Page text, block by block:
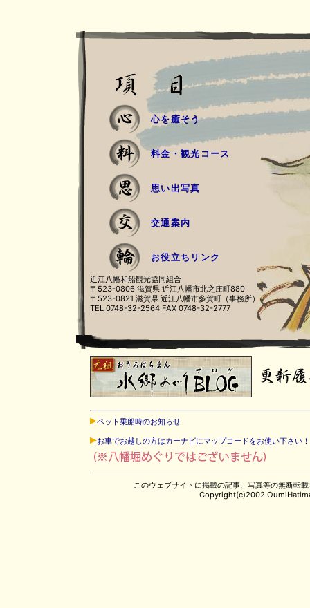
心を癒そう
料金・観光コース
思い出写真
交通案内
お役立ちリンク
近江八幡和船観光協同組合
〒523-0806 滋賀県 近江八幡市北之庄町880
〒523-0821 滋賀県 近江八幡市多賀町（事務所）
TEL 0748-32-2564 FAX 0748-32-2777
ペット乗船時のお知らせ
お車でお越しの方はカーナビにマップコードをお使い下さい
このウェブサイトに掲載の記事、写真等の無断転
Copyright(c)2002